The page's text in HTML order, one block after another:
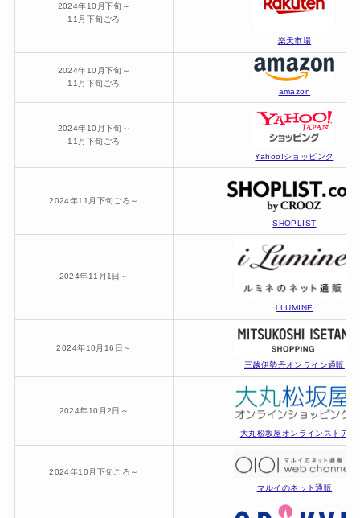
2024年10月下旬～
11月下旬ごろ
楽天市場
2024年10月下旬～
11月下旬ごろ
amazon
2024年10月下旬～
11月下旬ごろ
Yahoo!ショッピング
2024年11月下旬ごろ～
SHOPLIST
2024年11月1日～
i LUMINE
2024年10月16日～
三越伊勢丹オンライン通販
2024年10月2日～
大丸松坂屋オンラインストア
2024年10月下旬ごろ～
マルイのネット通販